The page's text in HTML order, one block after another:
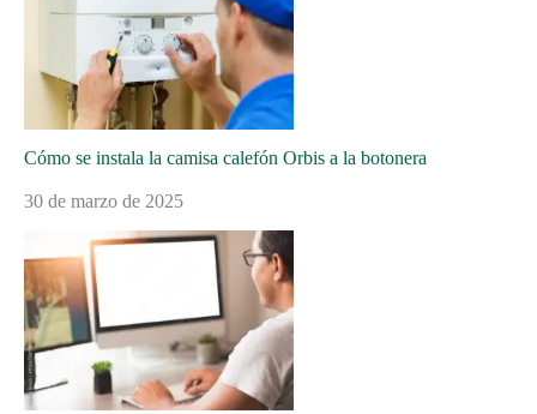
Cómo se instala la camisa calefón Orbis a la botonera
30 de marzo de 2025